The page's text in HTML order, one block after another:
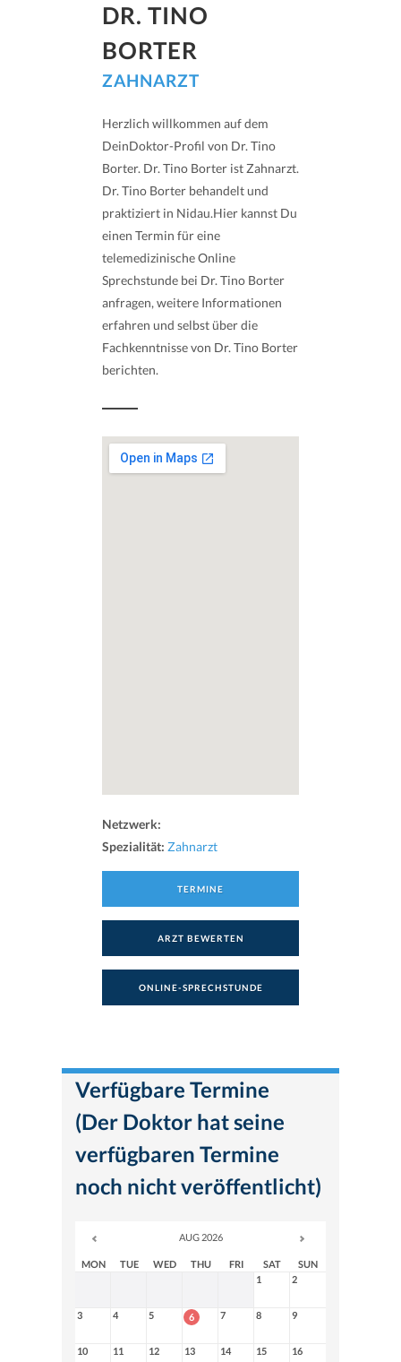
DR. TINO
BORTER
ZAHNARZT
Herzlich willkommen auf dem
DeinDoktor-Profil von Dr. Tino
Borter. Dr. Tino Borter ist Zahnarzt.
Dr. Tino Borter behandelt und
praktiziert in Nidau.Hier kannst Du
einen Termin für eine
telemedizinische Online
Sprechstunde bei Dr. Tino Borter
anfragen, weitere Informationen
erfahren und selbst über die
Fachkenntnisse von Dr. Tino Borter
berichten.
Netzwerk:
Spezialität: Zahnarzt
TERMINE
ARZT BEWERTEN
ONLINE-SPRECHSTUNDE
Verfügbare Termine
(Der Doktor hat seine
verfügbaren Termine
noch nicht veröffentlicht)
AUG 2026
MON TUE WED THU FRI SAT
SUN
1
2
3 4 5 6 7 8 9
10 11 12 13 14 15 16